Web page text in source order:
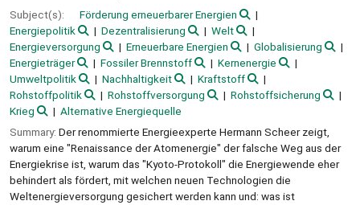
Subject(s):
Förderung erneuerbarer Energien
Energiepolitik
Dezentralisierung
Welt
Energieversorgung
Erneuerbare Energien
Globalisierung
Energieträger
Fossiler Brennstoff
Kernenergie
Umweltpolitik
Nachhaltigkeit
Kraftstoff
Rohstoffpolitik
Rohstoffversorgung
Rohstoffsicherung
Krieg
Alternative Energiequelle
Summary: Der renommierte Energieexperte Hermann Scheer zeigt,
warum eine "Renaissance der Atomenergie" der falsche Weg aus der
Energiekrise ist, warum das "Kyoto-Protokoll" die Energiewende eher
behindert als fördert, mit welchen neuen Technologien die
Weltenergieversorgung gesichert werden kann und: was ist